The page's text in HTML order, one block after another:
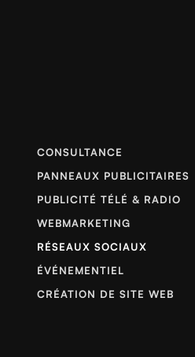
CONSULTANCE
PANNEAUX PUBLICITAIRES
PUBLICITÉ TÉLÉ & RADIO
WEBMARKETING
RÉSEAUX SOCIAUX
ÉVÉNEMENTIEL
CRÉATION DE SITE WEB